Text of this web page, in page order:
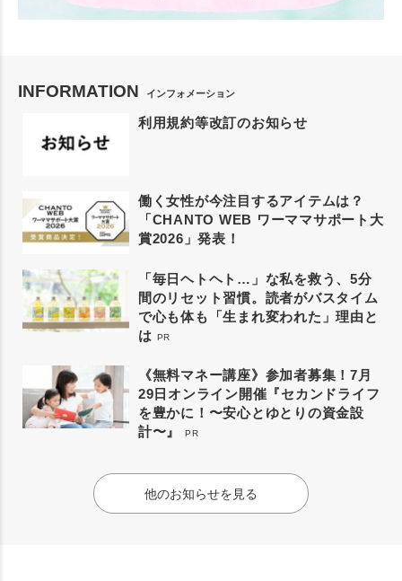
INFORMATION インフォメーション
利用規約等改訂のお知らせ
働く女性が今注目するアイテムは？
「CHANTO WEB ワーママサポート大
賞2026」発表！
「毎日ヘトヘト…」な私を救う、5分
間のリセット習慣。読者がバスタイム
で心も体も「生まれ変われた」理由と
は PR
《無料マネー講座》参加者募集！7月
29日オンライン開催『セカンドライフ
を豊かに！〜安心とゆとりの資金設
計〜』
PR
他のお知らせを見る